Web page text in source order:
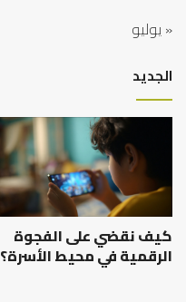
« يوليو
الجديد
كيف نقضي على الفجوة
الرقمية في محيط الأسرة؟